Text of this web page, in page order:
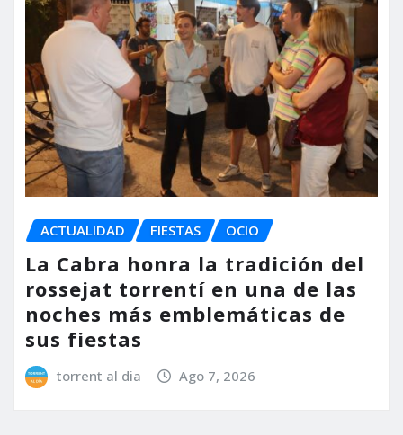
ACTUALIDAD FIESTAS OCIO
La Cabra honra la tradición del
rossejat torrentí en una de las
noches más emblemáticas de
sus fiestas
torrent al dia Ago 7, 2026